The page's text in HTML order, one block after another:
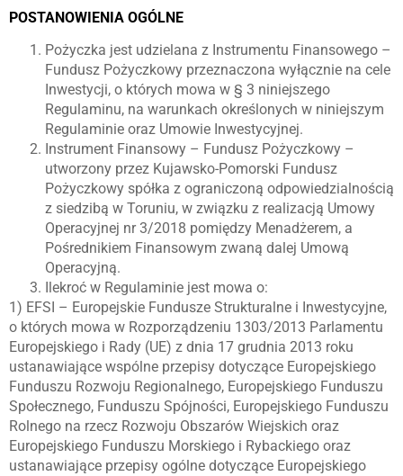
POSTANOWIENIA OGÓLNE
Pożyczka jest udzielana z Instrumentu Finansowego –
Fundusz Pożyczkowy przeznaczona wyłącznie na cele
Inwestycji, o których mowa w § 3 niniejszego
Regulaminu, na warunkach określonych w niniejszym
Regulaminie oraz Umowie Inwestycyjnej.
Instrument Finansowy – Fundusz Pożyczkowy –
utworzony przez Kujawsko-Pomorski Fundusz
Pożyczkowy spółka z ograniczoną odpowiedzialnością
z siedzibą w Toruniu, w związku z realizacją Umowy
Operacyjnej nr 3/2018 pomiędzy Menadżerem, a
Pośrednikiem Finansowym zwaną dalej Umową
Operacyjną.
Ilekroć w Regulaminie jest mowa o:
1) EFSI – Europejskie Fundusze Strukturalne i Inwestycyjne,
o których mowa w Rozporządzeniu 1303/2013 Parlamentu
Europejskiego i Rady (UE) z dnia 17 grudnia 2013 roku
ustanawiające wspólne przepisy dotyczące Europejskiego
Funduszu Rozwoju Regionalnego, Europejskiego Funduszu
Społecznego, Funduszu Spójności, Europejskiego Funduszu
Rolnego na rzecz Rozwoju Obszarów Wiejskich oraz
Europejskiego Funduszu Morskiego i Rybackiego oraz
ustanawiające przepisy ogólne dotyczące Europejskiego